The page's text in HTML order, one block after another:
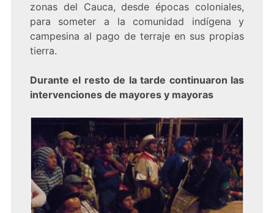
zonas del Cauca, desde épocas coloniales,
para someter a la comunidad indígena y
campesina al pago de terraje en sus propias
tierra.
Durante el resto de la tarde continuaron las
intervenciones de mayores y mayoras